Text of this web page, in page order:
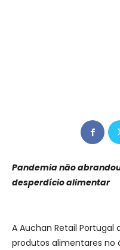
Pandemia não
desperdício alimentar
A Auchan Retail Portugal
produtos alimentares